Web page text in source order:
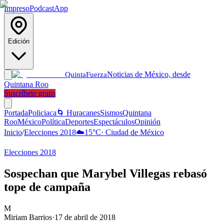
ImpresoPodcastApp
Edición
QuintaFuerzaNoticias de México, desde
Quintana Roo
Suscríbete gratis
PortadaPoliciaca 🌀 HuracanesSismosQuintana
RooMéxicoPolíticaDeportesEspectáculosOpinión
Inicio/Elecciones 2018☁️15°C· Ciudad de México
Elecciones 2018
Sospechan que Marybel Villegas rebasó
tope de campaña
M
Miriam Barrios·17 de abril de 2018